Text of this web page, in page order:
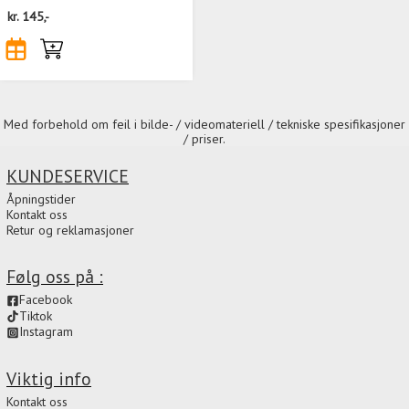
kr. 145,-
Med forbehold om feil i bilde- / videomateriell / tekniske spesifikasjoner
/ priser.
Viktig info
Kontakt oss
Følg oss på :
Facebook
Tiktok
Instagram
KUNDESERVICE
Åpningstider
Kontakt oss
Retur og reklamasjoner